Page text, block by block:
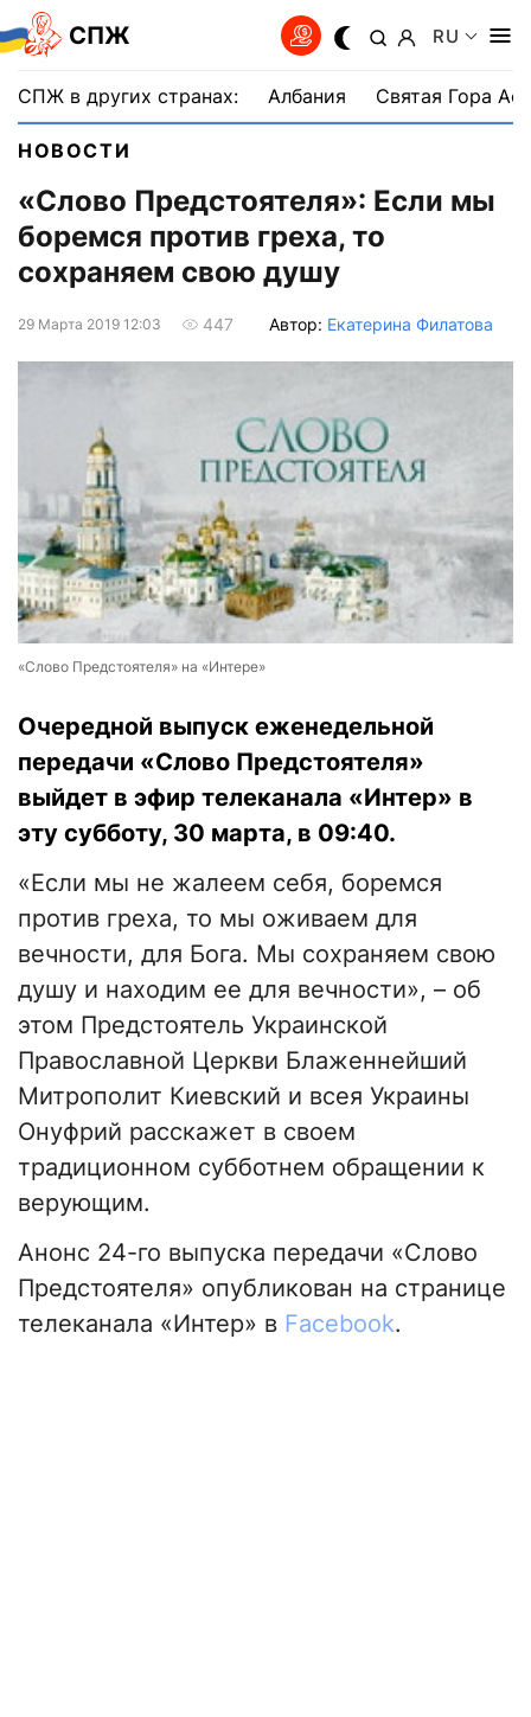
СПЖ RU
СПЖ в других странах: Албания Святая Гора
НОВОСТИ
«Слово Предстоятеля»: Если мы
боремся против греха, то
сохраняем свою душу
29 Марта 2019 12:03 447 Автор: Екатерина Филатова
«Слово Предстоятеля» на «Интере»
Очередной выпуск еженедельной
передачи «Слово Предстоятеля»
выйдет в эфир телеканала «Интер» в
эту субботу, 30 марта, в 09:40.
«Если мы не жалеем себя, боремся
против греха, то мы оживаем для
вечности, для Бога. Мы сохраняем свою
душу и находим ее для вечности», – об
этом Предстоятель Украинской
Православной Церкви Блаженнейший
Митрополит Киевский и всея Украины
Онуфрий расскажет в своем
традиционном субботнем обращении к
верующим.
Анонс 24-го выпуска передачи «Слово
Предстоятеля» опубликован на странице
телеканала «Интер» в Facebook.